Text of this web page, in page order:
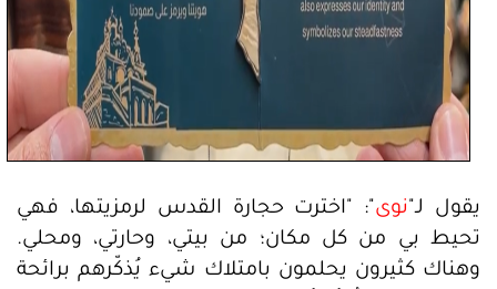
يقول لـ" نوى": "اخترت حجارة القدس لرمزيتها، فهي
تحيط بي من كل مكان؛ من بيتي، وحارتي، ومحلي.
وهناك كثيرون يحلمون بامتلاك شيء يُذكّرهم برائحة